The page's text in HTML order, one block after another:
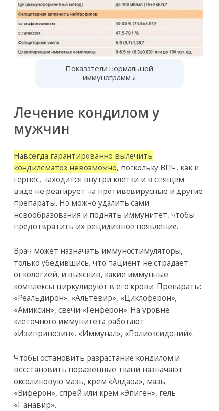
Показатели нормальной
иммунограммы
Лечение кондилом у
мужчин
Навсегда гарантированно вылечить
кондиломатоз невозможно, поскольку ВПЧ, как и
герпес, находится внутри клетки и в спящем
виде не реагирует на противовирусные и другие
препараты. Но можно удалить сами
новообразования и поднять иммунитет, чтобы
предотвратить их рецидивное появление.
Врач может назначать иммуностимуляторы,
только убедившись, что пациент не страдает
онкологией, и выяснив, какие иммунные
комплексы циркулируют в его крови. Препараты:
«Реальдирон», «Альтевир», «Циклоферон»,
«Амиксин», свечи «Генферон». На уровне
клеточного иммунитета работают
«Изипринозин», «Иммунал», «Полиоксидоний».
Чтобы остановить разрастание кондилом и
восстановить пораженные ткани назначают
оксолиновую мазь, крем «Алдара», мазь
«Виферон», спрей или крем «Эпиген», гель
«Панавир».